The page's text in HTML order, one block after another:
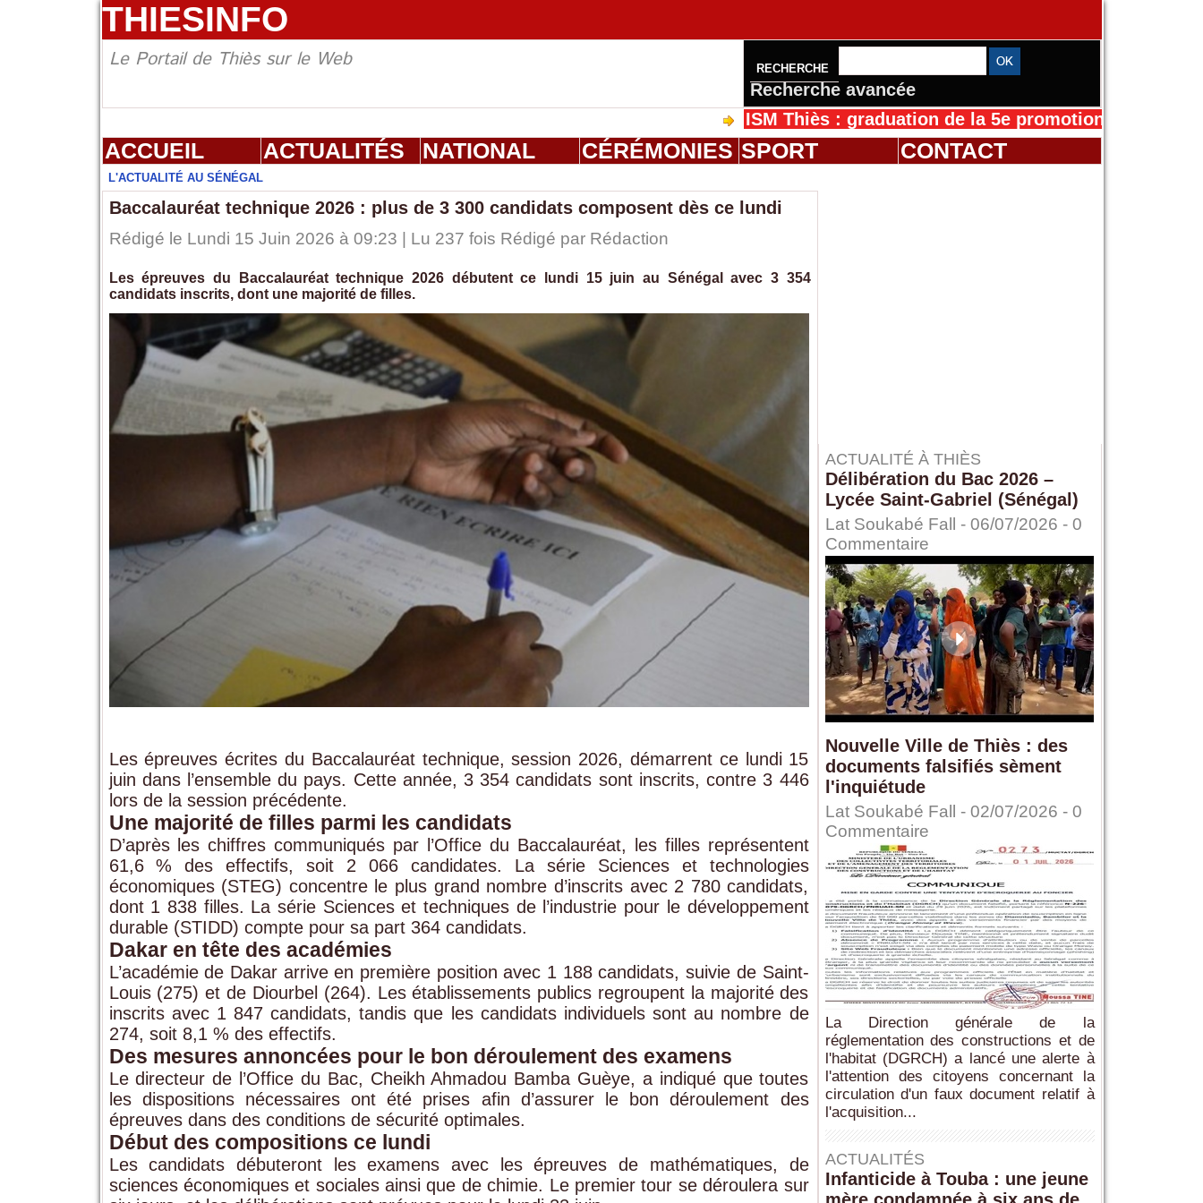
THIESINFO
Le Portail de Thiès sur le Web RECHERCHE
Recherche avancée
ISM Thiès : graduation de la 5e promotion de l’IFMES
ACCUEIL ACTUALITÉS NATIONAL CÉRÉMONIES SPORT CONTACT
L'ACTUALITÉ AU SÉNÉGAL
Baccalauréat technique 2026 : plus de 3 300 candidats composent dès ce lundi
Rédigé le Lundi 15 Juin 2026 à 09:23 | Lu 237 fois Rédigé par Rédaction
Les épreuves du Baccalauréat technique 2026 débutent ce lundi 15 juin au Sénégal avec 3 354
candidats inscrits, dont une majorité de filles.
Les épreuves écrites du Baccalauréat technique, session 2026, démarrent ce lundi 15
juin dans l’ensemble du pays. Cette année, 3 354 candidats sont inscrits, contre 3 446
lors de la session précédente.
Une majorité de filles parmi les candidats
D’après les chiffres communiqués par l’Office du Baccalauréat, les filles représentent
61,6 % des effectifs, soit 2 066 candidates. La série Sciences et technologies
économiques (STEG) concentre le plus grand nombre d’inscrits avec 2 780 candidats,
dont 1 838 filles. La série Sciences et techniques de l’industrie pour le développement
durable (STIDD) compte pour sa part 364 candidats.
Dakar en tête des académies
L’académie de Dakar arrive en première position avec 1 188 candidats, suivie de Saint-
Louis (275) et de Diourbel (264). Les établissements publics regroupent la majorité des
inscrits avec 1 847 candidats, tandis que les candidats individuels sont au nombre de
274, soit 8,1 % des effectifs.
Des mesures annoncées pour le bon déroulement des examens
Le directeur de l’Office du Bac, Cheikh Ahmadou Bamba Guèye, a indiqué que toutes
les dispositions nécessaires ont été prises afin d’assurer le bon déroulement des
épreuves dans des conditions de sécurité optimales.
Début des compositions ce lundi
Les candidats débuteront les examens avec les épreuves de mathématiques, de
sciences économiques et sociales ainsi que de chimie. Le premier tour se déroulera sur
ACTUALITÉ À THIÈS
Délibération du Bac 2026 –
Lycée Saint-Gabriel (Sénégal)
Lat Soukabé Fall - 06/07/2026 - 0
Commentaire
Nouvelle Ville de Thiès : des
documents falsifiés sèment
l'inquiétude
Lat Soukabé Fall - 02/07/2026 - 0
Commentaire
La Direction générale de la
réglementation des constructions et de
l'habitat (DGRCH) a lancé une alerte à
l'attention des citoyens concernant la
circulation d'un faux document relatif à
l'acquisition...
ACTUALITÉS
Infanticide à Touba : une jeune